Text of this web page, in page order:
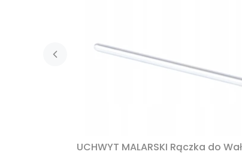
UCHWYT MALARSKI Rączka do